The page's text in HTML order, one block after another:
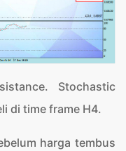
Stochastic
di time frame H4.
harga tembus